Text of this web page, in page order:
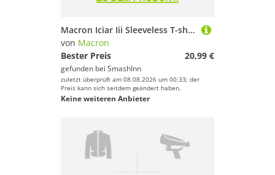
Macron Iciar Iii Sleeveless T-shirt Weiß M Frau
von Macron
Bester Preis
20,99 €
gefunden bei SmashInn
zuletzt überprüft am 08.08.2026 um 00:33; der
Preis kann sich seitdem geändert haben.
Keine weiteren Anbieter